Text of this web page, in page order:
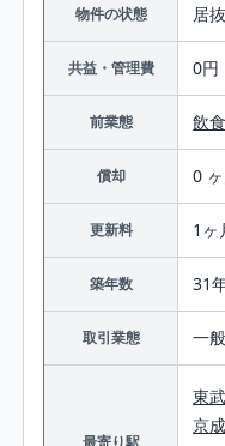
物件の状態 居
共益・管理費 0円
前業態 飲
償却 0
更新料 1ヶ
築年数 31
取引業態 一般
最寄り駅
東
京